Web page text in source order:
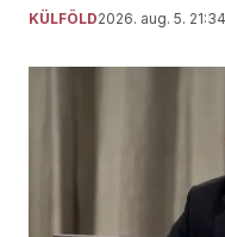
KÜLFÖLD2026. aug. 5. 21:34